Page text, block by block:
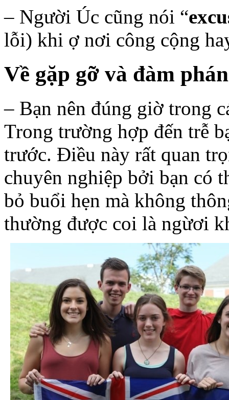
– Người Úc cũng nói “
lỗi) khi ợ nơi công cộng
Về gặp gỡ và đàm phán
– Bạn nên đúng giờ trong
Trong trường hợp đến trễ
trước. Điều này rất quan
chuyên nghiệp bởi bạn có
bỏ buổi hẹn mà không
thường được coi là ngừơi